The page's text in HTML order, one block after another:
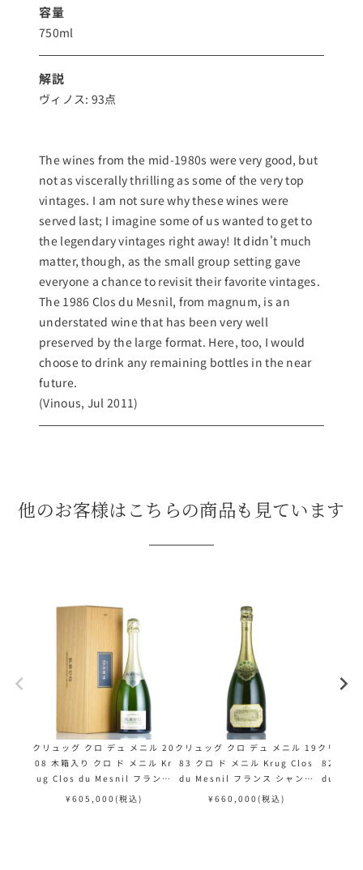
容量
750ml
解説
ヴィノス: 93点
The wines from the mid-1980s were very good, but
not as viscerally thrilling as some of the very top
vintages. I am not sure why these wines were
served last; I imagine some of us wanted to get to
the legendary vintages right away! It didn't much
matter, though, as the small group setting gave
everyone a chance to revisit their favorite vintages.
The 1986 Clos du Mesnil, from magnum, is an
understated wine that has been very well
preserved by the large format. Here, too, I would
choose to drink any remaining bottles in the near
future.
(Vinous, Jul 2011)
他のお客様はこちらの商品も見ています
クリュッグ クロ デュ メニル 20
08 木箱入り クロ ド メニル Kr
ug Clos du Mesnil フランス
シャンパン シャンパーニュ
¥ 605,000 (税込)
クリュッグ クロ デュ メニル 19
83 クロ ド メニル Krug Clos
du Mesnil フランス シャンパ
ン シャンパーニュ
¥ 660,000 (税込)
クリュッ
82 クロ
du